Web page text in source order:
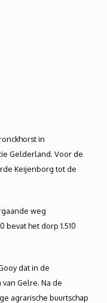
in
Gelderland. Voor de
Keijenborg tot de
weg
bevat het dorp 1.510
dat in de
Gelre. Na de
agrarische buurtschap